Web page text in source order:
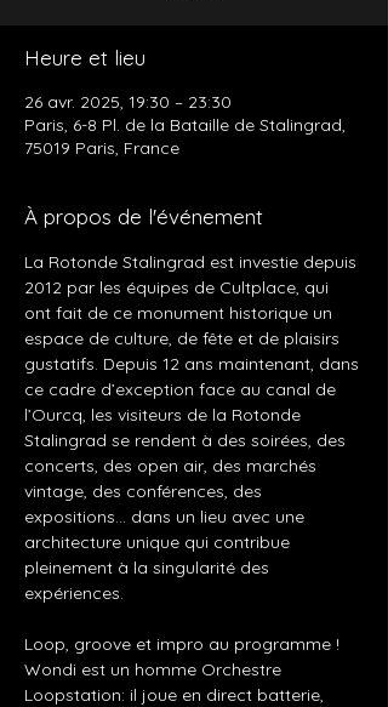
Heure et lieu
26 avr. 2025, 19:30 – 23:30
Paris, 6-8 Pl. de la Bataille de Stalingrad,
75019 Paris, France
À propos de l'événement
La Rotonde Stalingrad est investie depuis
2012 par les équipes de Cultplace, qui
ont fait de ce monument historique un
espace de culture, de fête et de plaisirs
gustatifs. Depuis 12 ans maintenant, dans
ce cadre d’exception face au canal de
l’Ourcq, les visiteurs de la Rotonde
Stalingrad se rendent à des soirées, des
concerts, des open air, des marchés
vintage, des conférences, des
expositions… dans un lieu avec une
architecture unique qui contribue
pleinement à la singularité des
expériences.
Loop, groove et impro au programme !
Wondi est un homme Orchestre
Loopstation: il joue en direct batterie,